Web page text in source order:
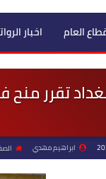
العام اخبار
تقرر منح
ابراهيم مهدي